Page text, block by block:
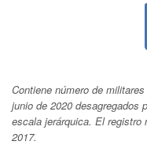
Contiene número de
junio de 2020 desagregados
escala jerárquica. El registro
2017.